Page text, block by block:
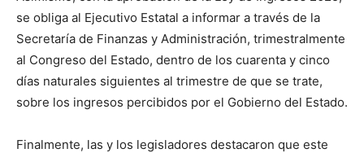
se obliga al Ejecutivo Estatal a informar a través de la
Secretaría de Finanzas y Administración, trimestralmente
al Congreso del Estado, dentro de los cuarenta y cinco
días naturales siguientes al trimestre de que se trate,
sobre los ingresos percibidos por el Gobierno del Estado.
Finalmente, las y los legisladores destacaron que este